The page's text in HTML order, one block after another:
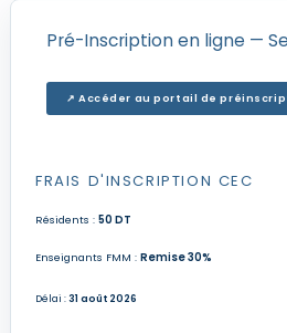
Pré-Inscription en ligne —
↗ Accéder au portail de
FRAIS D'INSCRIPTION CEC
Résidents : 50 DT
Enseignants FMM : Remise 30%
Délai :31 août 2026